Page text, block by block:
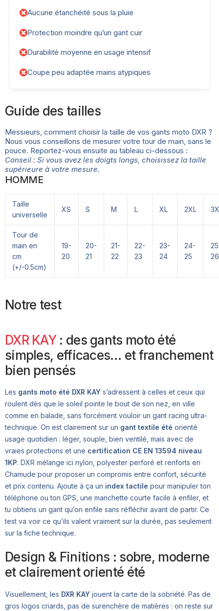
Aucune étanchéité sous la pluie
Protection moindre qu’un gant cuir
Durabilité moyenne en usage intensif
Coupe peu adaptée mains atypiques
Guide des tailles
Messieurs, comment choisir la taille de vos gants moto DXR ?
Nous vous conseillons de mesurer votre tour de main, sans le
pouce. Reportez-vous ensuite au tableau ci-dessous :
Conseil : Si vous avez les doigts longs, choisissez la taille
supérieure à votre mesure.
HOMME
Taille
universelle
XS S M L XL 2XL
Tour de
main en
cm
(+/-0.5cm)
19-
20
20-
21
21-
22
22-
23
23-
24
24-
25
26
Notre test
DXR KAY: des gants moto été
simples, efficaces… et franchement
bien pensés
Les gants moto été DXR KAY s’adressent à celles et ceux qui
roulent dès que le soleil pointe le bout de son nez, en ville
comme en balade, sans forcément vouloir un gant racing ultra-
technique. On est clairement sur un gant textile été orienté
usage quotidien : léger, souple, bien ventilé, mais avec de
vraies protections et une certification CE EN 13594 niveau
1KP. DXR mélange ici nylon, polyester perforé et renforts en
Chamude pour proposer un compromis entre confort, sécurité
et prix contenu. Ajoute à ça un index tactile pour manipuler ton
téléphone ou ton GPS, une manchette courte facile à enfiler, et
tu obtiens un gant qu’on enfile sans réfléchir avant de partir. Ce
test va voir ce qu’ils valent vraiment sur la durée, pas seulement
sur la fiche technique.
Design & Finitions : sobre, moderne
et clairement orienté été
Visuellement, les DXR KAY jouent la carte de la sobriété. Pas de
gros logos criards, pas de surenchère de matières : on reste sur